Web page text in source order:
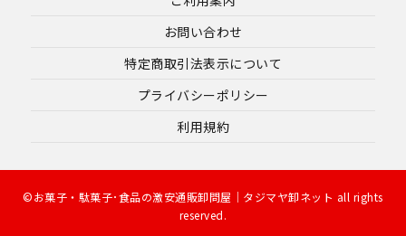
お問い合わせ
特定商取引法表示について
プライバシーポリシー
利用規約
©お菓子・駄菓子･食品の激安通販卸問屋｜タジマヤ卸ネット all rights
reserved.